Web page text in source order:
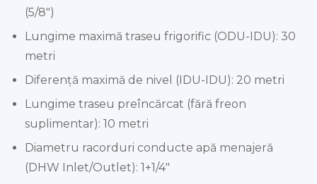
(5/8″)
Lungime maximă traseu frigorific (ODU-IDU): 30
metri
Diferență maximă de nivel (IDU-IDU): 20 metri
Lungime traseu preîncărcat (fără freon
suplimentar): 10 metri
Diametru racorduri conducte apă menajeră
(DHW Inlet/Outlet): 1+1/4″